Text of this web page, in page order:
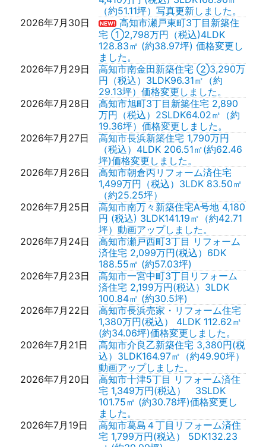
（約51.11坪）写真更新しました。
2026年7月30日
NEW!
高知市瀬戸東町3丁目新築住
宅 ①2,798万円（税込)4LDK
128.83㎡ (約38.97坪) 価格変更し
ました。
2026年7月29日
高知市南金田新築住宅 ②3,290万
円（税込）3LDK96.31㎡（約
29.13坪）価格変更しました。
2026年7月28日
高知市旭町3丁目新築住宅 2,890
万円（税込）2SLDK64.02㎡（約
19.36坪）価格変更しました。
2026年7月27日
高知市長浜新築住宅 1,790万円
（税込）4LDK 206.51㎡(約62.46
坪)価格変更しました。
2026年7月26日
高知市朝倉丙リフォーム済住宅
1,499万円（税込）3LDK 83.50㎡
（約25.25坪）
2026年7月25日
高知市南万々新築住宅A号地 4,180
円 (税込) 3LDK141.19㎡（約42.71
坪）動画アップしました。
2026年7月24日
高知市瀬戸西町3丁目 リフォーム
済住宅 2,099万円(税込）6DK
188.55㎡ (約57.03坪)
2026年7月23日
高知市一宮中町3丁目リフォーム
済住宅 2,199万円(税込）3LDK
100.84㎡ (約30.5坪)
2026年7月22日
高知市長浜売家・リフォーム住宅
1,380万円(税込） 4LDK 112.62㎡
(約34.06坪)価格変更しました。
2026年7月21日
高知市介良乙新築住宅 3,380円(税
込）3LDK164.97㎡（約49.90坪）
動画アップしました。
2026年7月20日
高知市十津5丁目 リフォーム済住
宅 1,349万円(税込） 3SLDK
101.75㎡ (約30.78坪)価格変更し
ました。
2026年7月19日
高知市葛島４丁目リフォーム済住
宅 1,799万円(税込） 5DK132.23